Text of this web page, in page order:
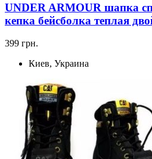
UNDER ARMOUR шапка
кепка бейсболка теплая
399 грн.
Киев, Украина